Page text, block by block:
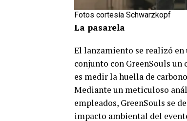
Fotos cortesía Schwarzkopf
La pasarela
El lanzamiento se realizó en
conjunto con GreenSouls
es medir la huella de
Mediante un meticuloso
empleados, GreenSouls se
impacto ambiental del